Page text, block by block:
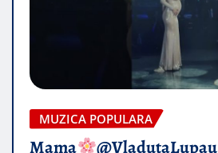
MUZICA POPULARA
Mama @VladutaLupau